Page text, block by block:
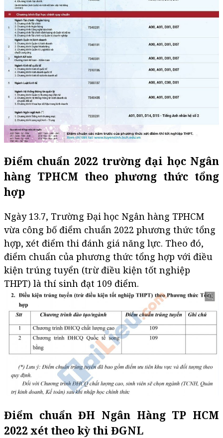
Điểm chuẩn 2022 trường đại học Ngân
hàng TPHCM theo phương thức tổng
hợp
Ngày 13.7, Trường Đại học Ngân hàng TPHCM
vừa công bố điểm chuẩn 2022 phương thức tổng
hợp, xét điểm thi đánh giá năng lực. Theo đó,
điểm chuẩn của phương thức tổng hợp với điều
kiện trúng tuyển (trừ điều kiện tốt nghiệp
THPT) là thí sinh đạt 109 điểm.
Điểm chuẩn ĐH Ngân Hàng TP HCM
2022 xét theo kỳ thi ĐGNL